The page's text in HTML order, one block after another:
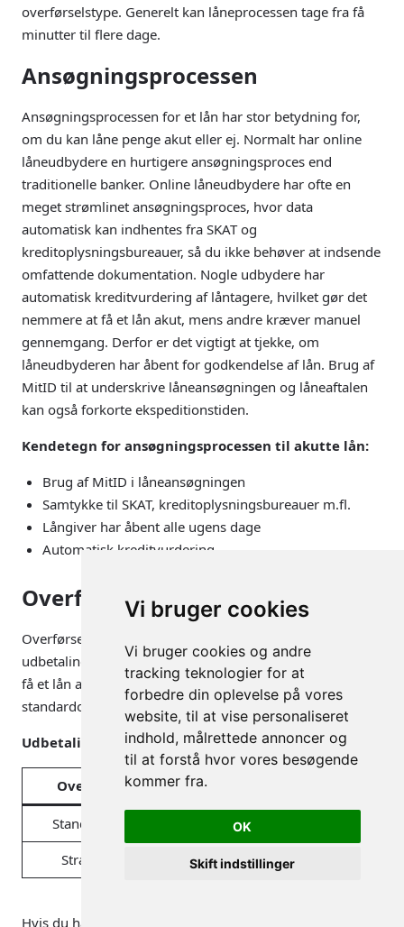
Vi bruger cookies
Vi bruger cookies og andre
tracking teknologier for at
forbedre din oplevelse på vores
website, til at vise personaliseret
indhold, målrettede annoncer og
til at forstå hvor vores besøgende
kommer fra.
OK
Skift indstillinger
overførselstype. Generelt kan låneprocessen tage fra få
minutter til flere dage.
Ansøgningsprocessen
Ansøgningsprocessen for et lån har stor betydning for,
om du kan låne penge akut eller ej. Normalt har online
låneudbydere en hurtigere ansøgningsproces end
traditionelle banker. Online låneudbydere har ofte en
meget strømlinet ansøgningsproces, hvor data
automatisk kan indhentes fra SKAT og
kreditoplysningsbureauer, så du ikke behøver at indsende
omfattende dokumentation. Nogle udbydere har
automatisk kreditvurdering af låntagere, hvilket gør det
nemmere at få et lån akut, mens andre kræver manuel
gennemgang. Derfor er det vigtigt at tjekke, om
låneudbyderen har åbent for godkendelse af lån. Brug af
MitID til at underskrive låneansøgningen og låneaftalen
kan også forkorte ekspeditionstiden.
Kendetegn for ansøgningsprocessen til akutte lån:
Brug af MitID i låneansøgningen
Samtykke til SKAT, kreditoplysningsbureauer m.fl.
Långiver har åbent alle ugens dage
Automatisk kreditvurdering
Overførselstypen
Overførselstypen en specifik långiver anvender til
udbetaling af lån, kan have stor betydning for, om du kan
få et lån akut eller ej. Normalt udbetales lån enten med
standardoverførsel eller straksoverførsel.
Udbetalingstid for forskellige typer af overførsler:
Overførselstype
Standardoverførsel
Straksoverførsel
Straks
Hvis du har brug for at låne penge akut, kan det være en